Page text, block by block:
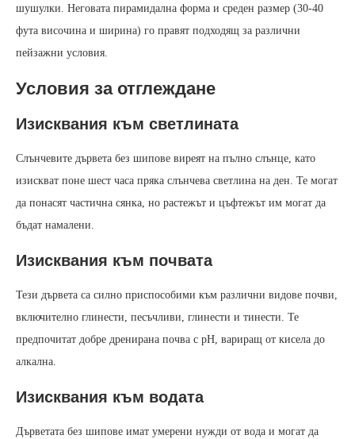
шушулки. Неговата пирамидална форма и среден размер (30-40
фута височина и ширина) го правят подходящ за различни
пейзажни условия.
Условия за отглеждане
Изисквания към светлината
Слънчевите дървета без шипове виреят на пълно слънце, като
изискват поне шест часа пряка слънчева светлина на ден. Те могат
да понасят частична сянка, но растежът и цъфтежът им могат да
бъдат намалени.
Изисквания към почвата
Тези дървета са силно приспособими към различни видове почви,
включително глинести, песъчливи, глинести и тинести. Те
предпочитат добре дренирана почва с pH, вариращ от кисела до
алкална.
Изисквания към водата
Дърветата без шипове имат умерени нужди от вода и могат да